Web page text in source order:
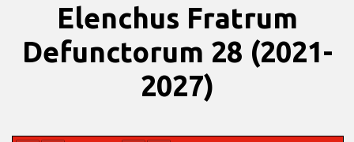
Elenchus Fratrum
Defunctorum 28 (2021-
2027)